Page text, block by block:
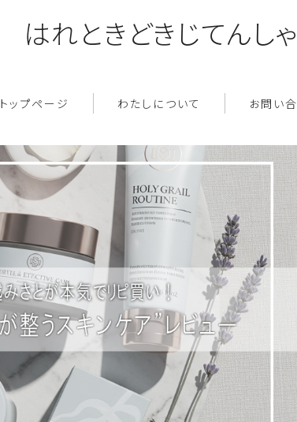
はれときどきじてんしゃ
トップページ わたしについて お問い